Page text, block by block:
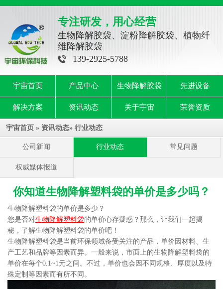
专注研发，用心经营
生物降解胶袋、淀粉降解胶袋、植物纤
维降解胶袋
139-2925-5788
宇宙首页 产品中心 生物降解胶袋 先进设备
解决方案 资讯动态 关于宇宙 荣誉资质
宇宙首页 » 资讯动态» 行业动态
公司新闻 行业动态 常见问题
权威媒体报道
你知道生物降解塑料袋的单价是多少吗？
生物降解塑料袋的单价是多少？
您是否对生物降解塑料袋的单价心存疑惑？那么，让我们一起揭
秘，了解生物降解塑料袋的单价吧！
生物降解塑料袋是当前环保领域备受关注的产品，单价因材料、生
产工艺和品牌等因素而异。一般来说，市面上的生物降解塑料袋的
单价在每个0.1~1元之间。不过，单价也会因不同规格、厚度以及特
殊定制等因素而有所不同。